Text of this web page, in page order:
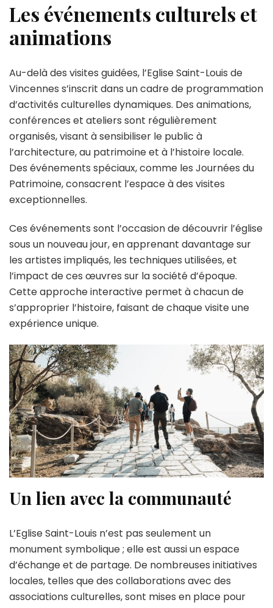
Les événements culturels et
animations
Au-delà des visites guidées, l’Eglise Saint-Louis de
Vincennes s’inscrit dans un cadre de programmation
d’activités culturelles dynamiques. Des animations,
conférences et ateliers sont régulièrement
organisés, visant à sensibiliser le public à
l’architecture, au patrimoine et à l’histoire locale.
Des événements spéciaux, comme les Journées du
Patrimoine, consacrent l’espace à des visites
exceptionnelles.
Ces événements sont l’occasion de découvrir l’église
sous un nouveau jour, en apprenant davantage sur
les artistes impliqués, les techniques utilisées, et
l’impact de ces œuvres sur la société d’époque.
Cette approche interactive permet à chacun de
s’approprier l’histoire, faisant de chaque visite une
expérience unique.
Un lien avec la communauté
L’Eglise Saint-Louis n’est pas seulement un
monument symbolique ; elle est aussi un espace
d’échange et de partage. De nombreuses initiatives
locales, telles que des collaborations avec des
associations culturelles, sont mises en place pour